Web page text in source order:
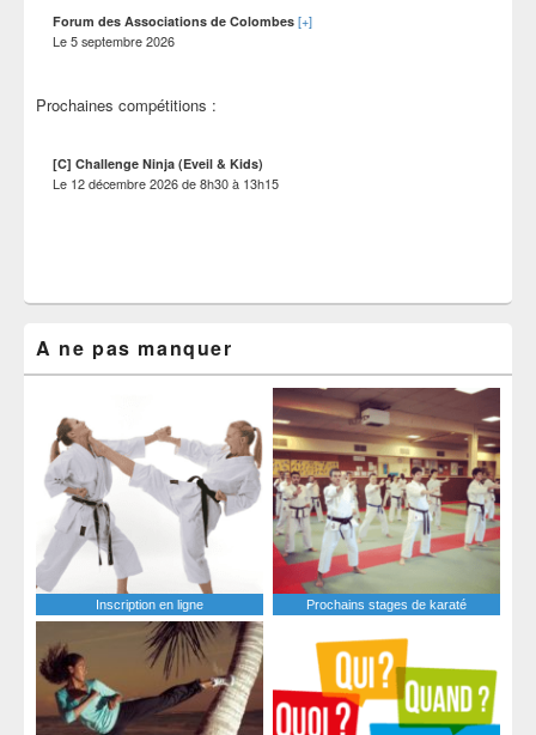
Forum des Associations de Colombes [+]
Le5 septembre 2026
Prochaines compétitions :
[C] Challenge Ninja (Eveil & Kids)
Le 12 décembre 2026de8h30à 13h15
A ne pas manquer
Inscription en ligne Prochains stages de karaté